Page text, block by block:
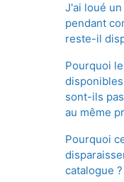
J'ai loué
pendant
reste-il
Pourquoi
sont-ils
au même
Pourquoi
catalogue ?